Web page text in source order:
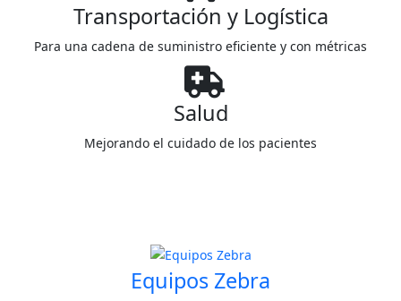
Transportación y Logística
Para una cadena de suministro eficiente y con métricas
Salud
Mejorando el cuidado de los pacientes
Equipos Zebra